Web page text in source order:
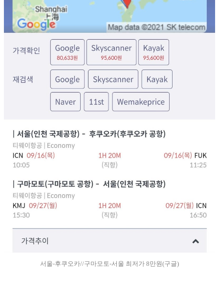
서울-후쿠오카//구마모토-서울 최저가 8만원(구글)